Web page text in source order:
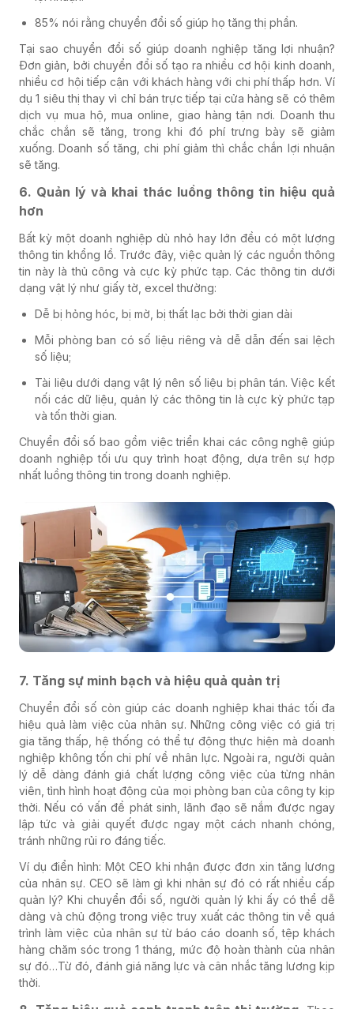
85% nói rằng chuyển đổi số giúp họ tăng thị phần.
Tại sao chuyển đổi số giúp doanh nghiệp tăng lợi nhuận?
Đơn giản, bởi chuyển đổi số tạo ra nhiều cơ hội kinh doanh,
nhiều cơ hội tiếp cận với khách hàng với chi phí thấp hơn. Ví
dụ 1 siêu thị thay vì chỉ bán trực tiếp tại cửa hàng sẽ có thêm
dịch vụ mua hộ, mua online, giao hàng tận nơi. Doanh thu
chắc chắn sẽ tăng, trong khi đó phí trưng bày sẽ giảm
xuống. Doanh số tăng, chi phí giảm thì chắc chắn lợi nhuận
sẽ tăng.
6. Quản lý và khai thác luồng thông tin hiệu quả
hơn
Bất kỳ một doanh nghiệp dù nhỏ hay lớn đều có một lượng
thông tin khổng lồ. Trước đây, việc quản lý các nguồn thông
tin này là thủ công và cực kỳ phức tạp. Các thông tin dưới
dạng vật lý như giấy tờ, excel thường:
Dễ bị hỏng hóc, bị mờ, bị thất lạc bởi thời gian dài
Mỗi phòng ban có số liệu riêng và dễ dẫn đến sai lệch
số liệu;
Tài liệu dưới dạng vật lý nên số liệu bị phân tán. Việc kết
nối các dữ liệu, quản lý các thông tin là cực kỳ phức tạp
và tốn thời gian.
Chuyển đổi số bao gồm việc triển khai các công nghệ giúp
doanh nghiệp tối ưu quy trình hoạt động, dựa trên sự hợp
nhất luồng thông tin trong doanh nghiệp.
7. Tăng sự minh bạch và hiệu quả quản trị
Chuyển đổi số còn giúp các doanh nghiệp khai thác tối đa
hiệu quả làm việc của nhân sự. Những công việc có giá trị
gia tăng thấp, hệ thống có thể tự động thực hiện mà doanh
nghiệp không tốn chi phí về nhân lực. Ngoài ra, người quản
lý dễ dàng đánh giá chất lượng công việc của từng nhân
viên, tình hình hoạt động của mọi phòng ban của công ty kịp
thời. Nếu có vấn đề phát sinh, lãnh đạo sẽ nắm được ngay
lập tức và giải quyết được ngay một cách nhanh chóng,
tránh những rủi ro đáng tiếc.
Ví dụ điển hình: Một CEO khi nhận được đơn xin tăng lương
của nhân sự. CEO sẽ làm gì khi nhân sự đó có rất nhiều cấp
quản lý? Khi chuyển đổi số, người quản lý khi ấy có thể dễ
dàng và chủ động trong việc truy xuất các thông tin về quá
trình làm việc của nhân sự từ báo cáo doanh số, tệp khách
hàng chăm sóc trong 1 tháng, mức độ hoàn thành của nhân
sự đó…Từ đó, đánh giá năng lực và cân nhắc tăng lương kịp
thời.